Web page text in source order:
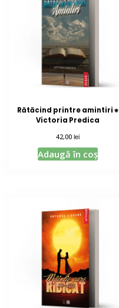
Rătăcind printre amintiri ⁕
Victoria Predica
42,00lei
Adaugă în coș